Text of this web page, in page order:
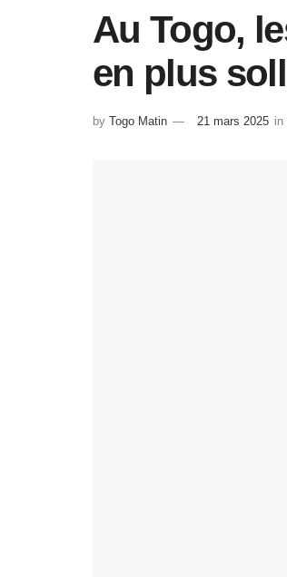
Au Togo,
en plus
by Togo Matin 21 mars 2025 in